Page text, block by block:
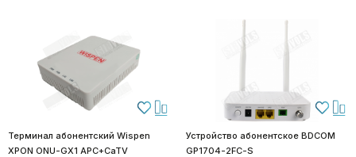
Терминал абонентский Wispen
XPON ONU-GX1 APC+CaTV
Устройство абонентское BDCOM
GP1704-2FC-S